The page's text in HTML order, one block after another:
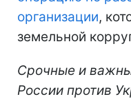
организации,
земельной
Срочные и
России против